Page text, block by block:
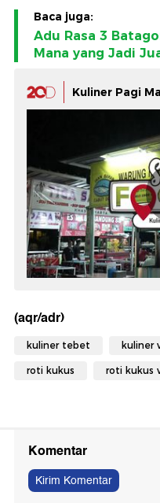
Baca juga:
Adu Rasa 3
Mana yang Jadi
Kuliner Pagi
(aqr/adr)
kuliner tebet kuliner
roti kukus roti kukus
Komentar
Kirim Komentar